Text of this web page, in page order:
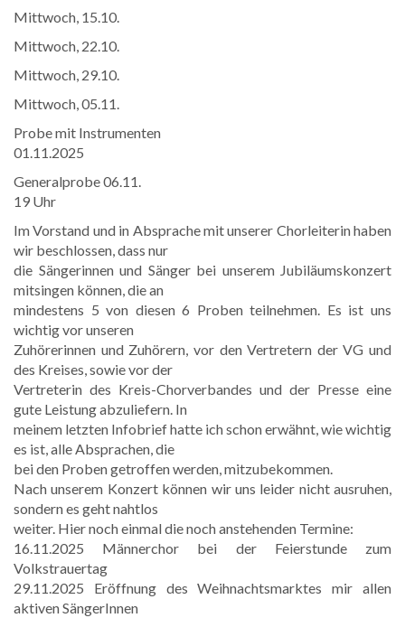
Mittwoch, 15.10.
Mittwoch, 22.10.
Mittwoch, 29.10.
Mittwoch, 05.11.
Probe mit Instrumenten
01.11.2025
Generalprobe 06.11.
19 Uhr
Im Vorstand und in Absprache mit unserer Chorleiterin haben
wir beschlossen, dass nur
die Sängerinnen und Sänger bei unserem Jubiläumskonzert
mitsingen können, die an
mindestens 5 von diesen 6 Proben teilnehmen. Es ist uns
wichtig vor unseren
Zuhörerinnen und Zuhörern, vor den Vertretern der VG und
des Kreises, sowie vor der
Vertreterin des Kreis-Chorverbandes und der Presse eine
gute Leistung abzuliefern. In
meinem letzten Infobrief hatte ich schon erwähnt, wie wichtig
es ist, alle Absprachen, die
bei den Proben getroffen werden, mitzubekommen.
Nach unserem Konzert können wir uns leider nicht ausruhen,
sondern es geht nahtlos
weiter. Hier noch einmal die noch anstehenden Termine:
16.11.2025 Männerchor bei der Feierstunde zum
Volkstrauertag
29.11.2025 Eröffnung des Weihnachtsmarktes mir allen
aktiven SängerInnen